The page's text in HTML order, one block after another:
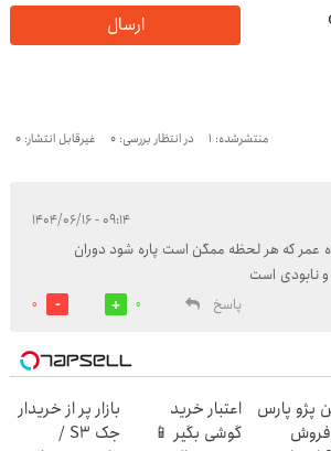
ارسال
منتشرشده: 1 در انتظار بررسی: 0 غیرقابل انتشار: 0
۰۹:۱۴ - ۱۴۰۴/۰۶/۱۶
عمر که هر لحظه ممگن است پاره شود دوران
و نابودی است
پاسخ
0
0
پژو پارس
فروش
اعتبار خرید
گوشی بگیر 📱
بازار پر از خریدار
جک S3 /